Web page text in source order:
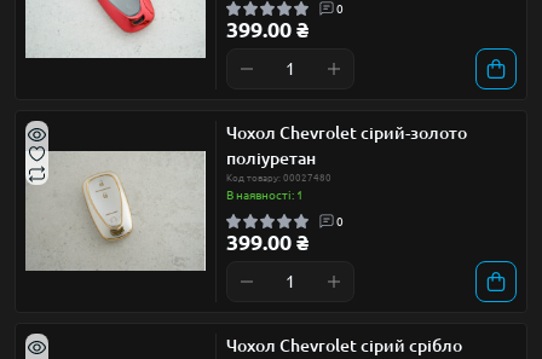
0
399.00 ₴
Чохол Chevrolet сірий-золото
поліуретан
Код товару: 00027480
В наявності: 1
0
399.00 ₴
Чохол Chevrolet сірий срібло